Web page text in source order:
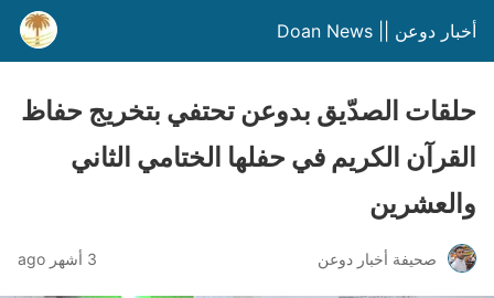
أخبار دوعن || Doan News
حلقات الصدّيق بدوعن تحتفي بتخريج حفاظ
القرآن الكريم في حفلها الختامي الثاني
والعشرين
صحيفة أخبار دوعن 3 أشهر ago